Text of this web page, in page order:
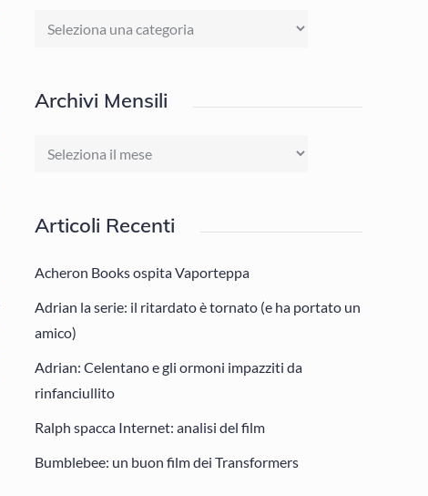
Categorie
Archivi Mensili
Archivi
Articoli Recenti
Acheron Books ospita Vaporteppa
Adrian la serie: il ritardato è tornato (e ha portato un
amico)
Adrian: Celentano e gli ormoni impazziti da
rinfanciullito
Ralph spacca Internet: analisi del film
Bumblebee: un buon film dei Transformers